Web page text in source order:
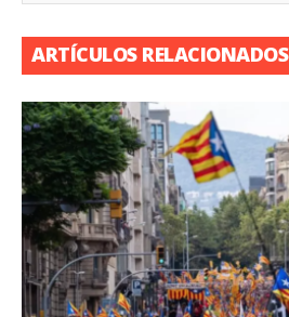
ARTÍCULOS RELACIONADOS